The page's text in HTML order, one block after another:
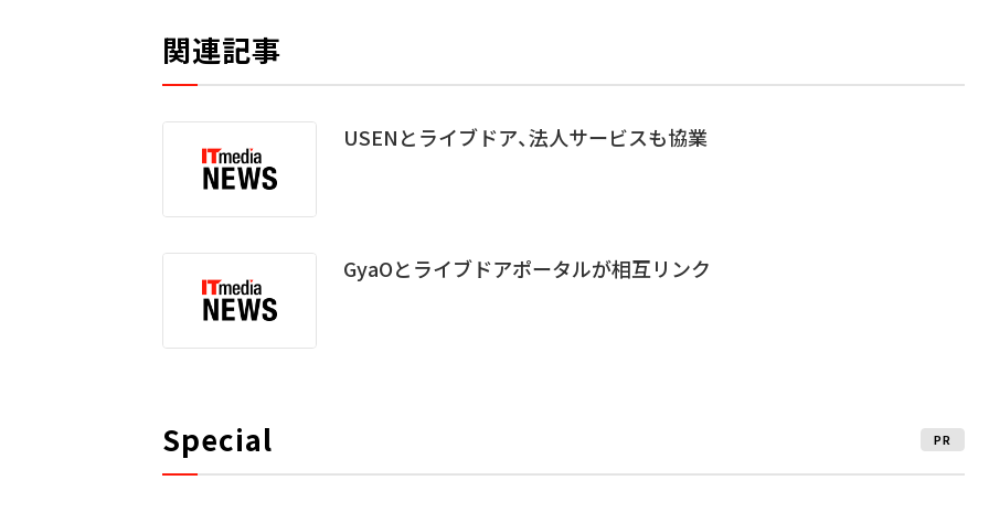
関連記事
USENとライブドア、法人サービスも協業
GyaOとライブドアポータルが相互リンク
Special PR